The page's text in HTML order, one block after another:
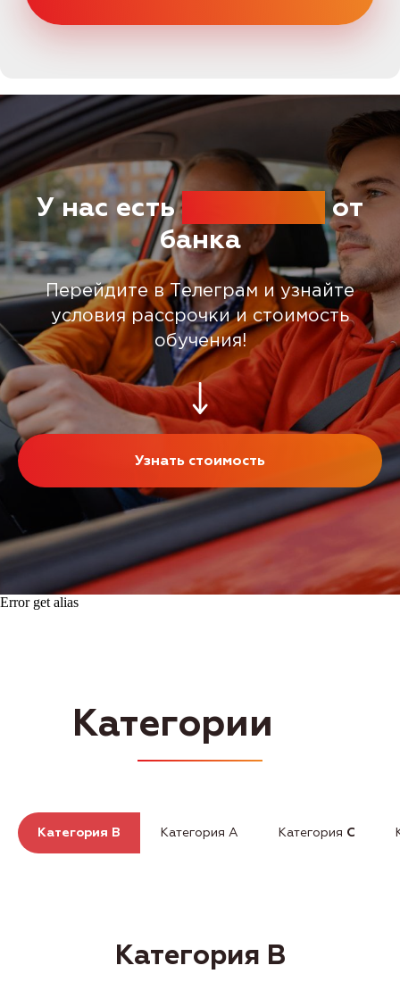
У нас есть
от
банка
Перейдите в Телеграм и узнайте
условия рассрочки и стоимость
обучения!
Узнать стоимость
Error get alias
Категория B Категория А Категория C